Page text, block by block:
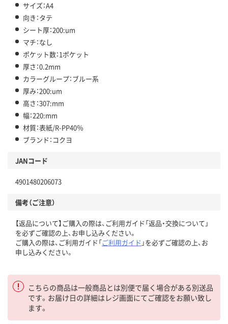
サイズ：A4
向き：タテ
シート厚：200:um
マチ：なし
ポケット数：1ポケット
厚さ：0.2mm
カラーグループ：ブルー系
厚み：200:um
高さ：307:mm
幅：220:mm
材質：表紙/R-PP40％
ブランド：コクヨ
JANコード
4901480206073
備考（ご注意）
【返品について】ご購入の際は、ご利用ガイド「返品・交換について」
を必ずご確認の上、お申し込みください。
ご購入の際は、ご利用ガイド「ご利用ガイド 」を必ずご確認の上、お
申し込みください。
こちらの商品は一般商品とは別便で届く場合がある別送品
です。お届け日の詳細はレジ画面にてご確認をお願い致し
ます。